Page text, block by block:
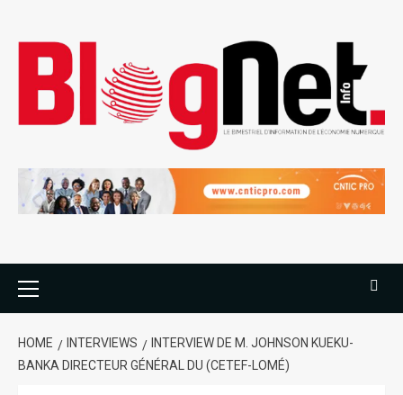
HOME INTERVIEWS
INTERVIEW DE M. JOHNSON KUEKU-
BANKA DIRECTEUR GÉNÉRAL DU (CETEF-LOMÉ)